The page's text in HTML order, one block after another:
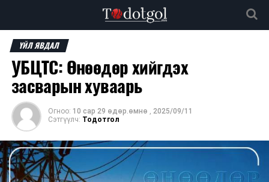
ҮЙЛ ЯВДАЛ
УБЦТС: Өнөөдөр хийгдэх
засварын хуваарь
Огноо: 10 сар 29 өдөр.өмнө , 2025/09/11
Сэтгүүлч: Тодотгол